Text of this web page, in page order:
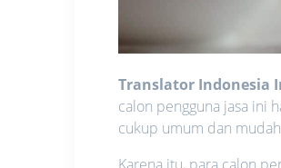
Translator Indonesia
calon pengguna jasa ini
cukup umum dan
Karena itu, para calon